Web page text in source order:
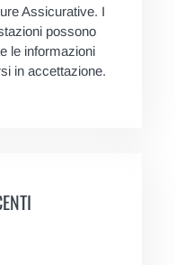
Assicurative. I
possono
le informazioni
in accettazione.